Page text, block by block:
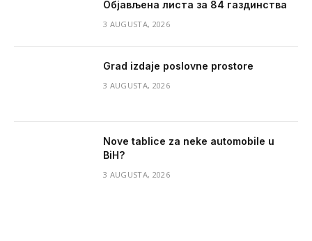
Објављена листа за 84 газдинства
3 AUGUSTA, 2026
Grad izdaje poslovne prostore
3 AUGUSTA, 2026
Nove tablice za neke automobile u
BiH?
3 AUGUSTA, 2026